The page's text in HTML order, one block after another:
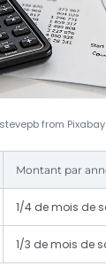
from Pixabay
Montant par
1/4 de mois de
1/3 de mois de